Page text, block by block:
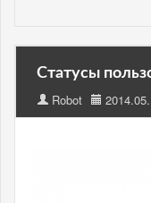
Статусы
Robot